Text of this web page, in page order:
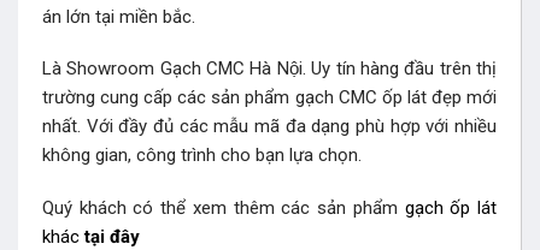
án lớn tại miền bắc.
Là Showroom Gạch CMC Hà Nội. Uy tín hàng đầu trên thị
trường cung cấp các sản phẩm gạch CMC ốp lát đẹp mới
nhất. Với đầy đủ các mẫu mã đa dạng phù hợp với nhiều
không gian, công trình cho bạn lựa chọn.
Quý khách có thể xem thêm các sản phẩm gạch ốp lát
khác tại đây